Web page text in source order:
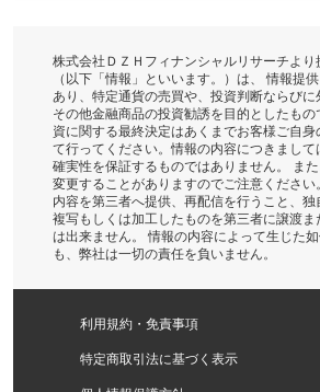
株式会社ＤＺＨフィナンシャルリサーチより
（以下「情報」といいます。）は、 情報提
あり、特定通貨の売買や、投資判断ならびに
その他金融商品の投資勧誘を目的としたも
資に関する最終決定はあくまでお客様ご自
て行ってください。情報の内容につきまして
確実性を保証するものではありません。 ま
変更することがありますのでご注意くださ
内容を第三者へ提供、再配信を行うこと、独
複写もしくは加工したものを第三者に譲渡ま
は出来ません。 情報の内容によって生じた
も、弊社は一切の責任を負いません。
利用規約・免責事項
特定商取引法に基づく表示